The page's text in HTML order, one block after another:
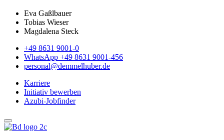
Eva Gaßlbauer
Tobias Wieser
Magdalena Steck
+49 8631 9001-0
WhatsApp +49 8631 9001-456
personal@demmelhuber.de
Karriere
Initiativ bewerben
Azubi-Jobfinder